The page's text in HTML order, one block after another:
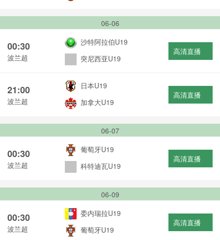
06-06
00:30
波兰超
沙特阿拉伯U19
突尼西亚U19
高清直播
21:00
波兰超
日本U19
加拿大U19
高清直播
06-07
00:30
波兰超
葡萄牙U19
科特迪瓦U19
高清直播
06-09
00:30
波兰超
委内瑞拉U19
葡萄牙U19
高清直播